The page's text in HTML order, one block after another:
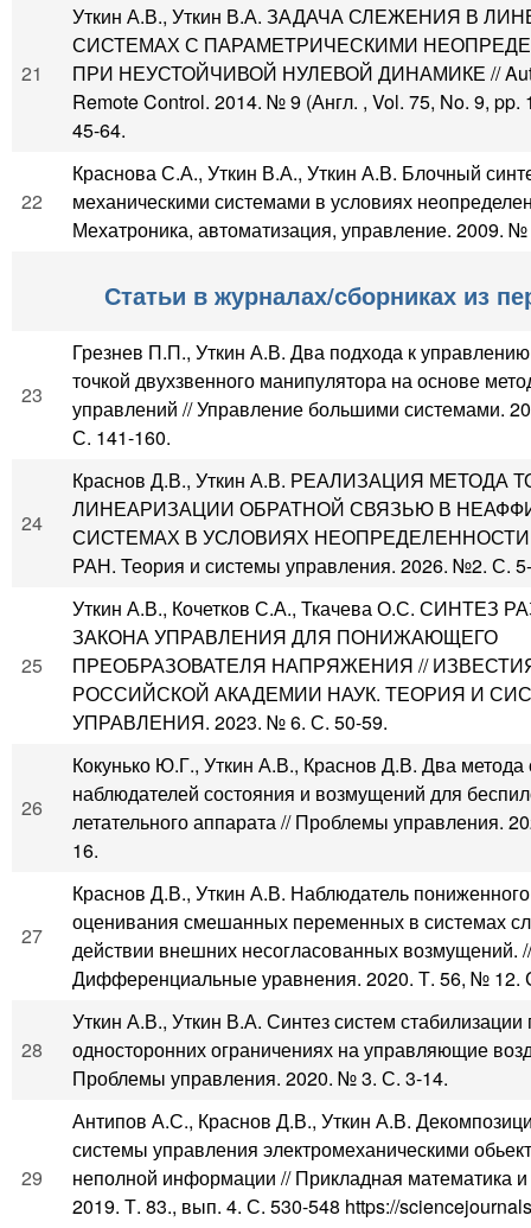
21
Уткин А.В., Уткин В.А. ЗАДАЧА СЛЕЖЕНИЯ В
СИСТЕМАХ С ПАРАМЕТРИЧЕСКИМИ
ПРИ НЕУСТОЙЧИВОЙ НУЛЕВОЙ ДИНАМИКЕ //
Remote Control. 2014. № 9 (Англ. , Vol. 75, No. 9, pp.
45-64.
22
Краснова С.А., Уткин В.А., Уткин А.В. Блочный
механическими системами в условиях
Мехатроника, автоматизация, управление. 2009.
Статьи в журналах/сборниках из
23
Грезнев П.П., Уткин А.В. Два подхода к
точкой двухзвенного манипулятора на основе
управлений // Управление большими системами.
С. 141-160.
24
Краснов Д.В., Уткин А.В. РЕАЛИЗАЦИЯ МЕТОДА
ЛИНЕАРИЗАЦИИ ОБРАТНОЙ СВЯЗЬЮ В
СИСТЕМАХ В УСЛОВИЯХ НЕОПРЕДЕЛЕННОСТИ
РАН. Теория и системы управления. 2026. №2. С.
25
Уткин А.В., Кочетков С.А., Ткачева О.С. СИНТЕЗ
ЗАКОНА УПРАВЛЕНИЯ ДЛЯ ПОНИЖАЮЩЕГО
ПРЕОБРАЗОВАТЕЛЯ НАПРЯЖЕНИЯ //
РОССИЙСКОЙ АКАДЕМИИ НАУК. ТЕОРИЯ И
УПРАВЛЕНИЯ. 2023. № 6. С. 50-59.
26
Кокунько Ю.Г., Уткин А.В., Краснов Д.В. Два метода
наблюдателей состояния и возмущений для
летательного аппарата // Проблемы управления.
16.
27
Краснов Д.В., Уткин А.В. Наблюдатель
оценивания смешанных переменных в системах
действии внешних несогласованных возмущений. //
Дифференциальные уравнения. 2020. Т. 56, № 12.
28
Уткин А.В., Уткин В.А. Синтез систем стабилизации
односторонних ограничениях на управляющие
Проблемы управления. 2020. № 3. С. 3-14.
29
Антипов А.С., Краснов Д.В., Уткин А.В.
системы управления электромеханическими
неполной информации // Прикладная математика
2019. Т. 83., вып. 4. С. 530-548 https://